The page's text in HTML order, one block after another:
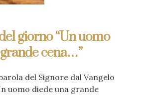
giorno “Un uomo
cena…”
del Signore dal Vangelo
uomo diede una grande